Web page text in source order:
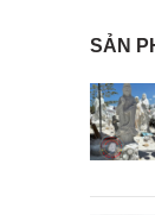
SẢN